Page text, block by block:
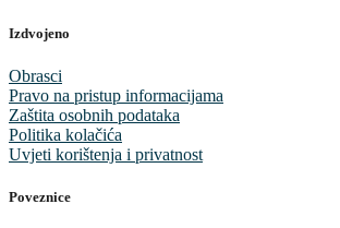
Izdvojeno
Obrasci
Pravo na pristup informacijama
Zaštita osobnih podataka
Politika kolačića
Uvjeti korištenja i privatnost
Poveznice